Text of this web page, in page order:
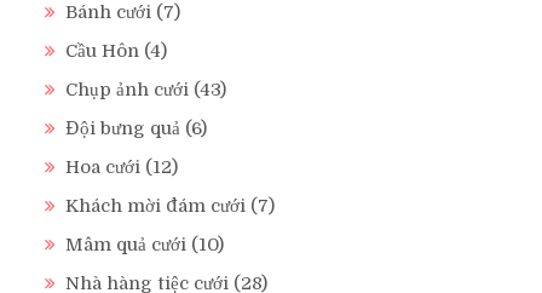
Bánh cưới (7)
Cầu Hôn (4)
Chụp ảnh cưới (43)
Đội bưng quả (6)
Hoa cưới (12)
Khách mời đám cưới (7)
Mâm quả cưới (10)
Nhà hàng tiệc cưới (28)